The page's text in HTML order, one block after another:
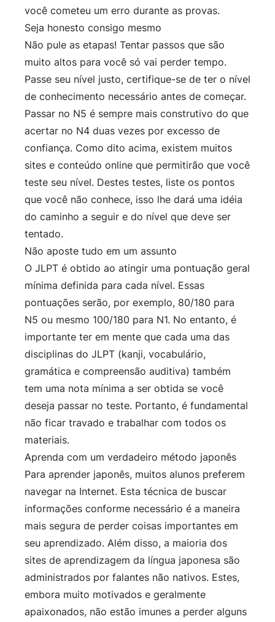
você cometeu um erro durante as provas.
Seja honesto consigo mesmo
Não pule as etapas! Tentar passos que são
muito altos para você só vai perder tempo.
Passe seu nível justo, certifique-se de ter o nível
de conhecimento necessário antes de começar.
Passar no N5 é sempre mais construtivo do que
acertar no N4 duas vezes por excesso de
confiança. Como dito acima, existem muitos
sites e conteúdo online que permitirão que você
teste seu nível. Destes testes, liste os pontos
que você não conhece, isso lhe dará uma idéia
do caminho a seguir e do nível que deve ser
tentado.
Não aposte tudo em um assunto
O JLPT é obtido ao atingir uma pontuação geral
mínima definida para cada nível. Essas
pontuações serão, por exemplo, 80/180 para
N5 ou mesmo 100/180 para N1. No entanto, é
importante ter em mente que cada uma das
disciplinas do JLPT (kanji, vocabulário,
gramática e compreensão auditiva) também
tem uma nota mínima a ser obtida se você
deseja passar no teste. Portanto, é fundamental
não ficar travado e trabalhar com todos os
materiais.
Aprenda com um verdadeiro método japonês
Para aprender japonês, muitos alunos preferem
navegar na Internet. Esta técnica de buscar
informações conforme necessário é a maneira
mais segura de perder coisas importantes em
seu aprendizado. Além disso, a maioria dos
sites de aprendizagem da língua japonesa são
administrados por falantes não nativos. Estes,
embora muito motivados e geralmente
apaixonados, não estão imunes a perder alguns